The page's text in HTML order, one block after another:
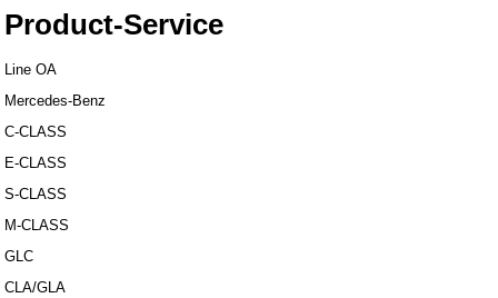
Product-Service
Line OA
Mercedes-Benz
C-CLASS
E-CLASS
S-CLASS
M-CLASS
GLC
CLA/GLA